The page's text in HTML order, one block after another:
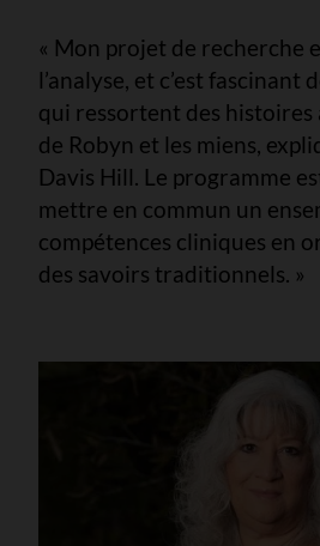
« Mon projet de recherche
l’analyse, et c’est fascinant
qui ressortent des histoires
de Robyn et les miens,
Davis Hill. Le programme
mettre en commun un
compétences cliniques en
des savoirs traditionnels. »